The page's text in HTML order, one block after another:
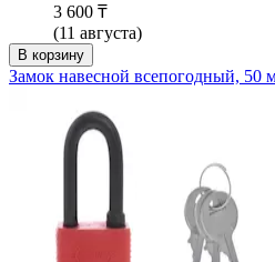
3 600 ₸
(11 августа)
В корзину
Замок навесной всепогодный, 50